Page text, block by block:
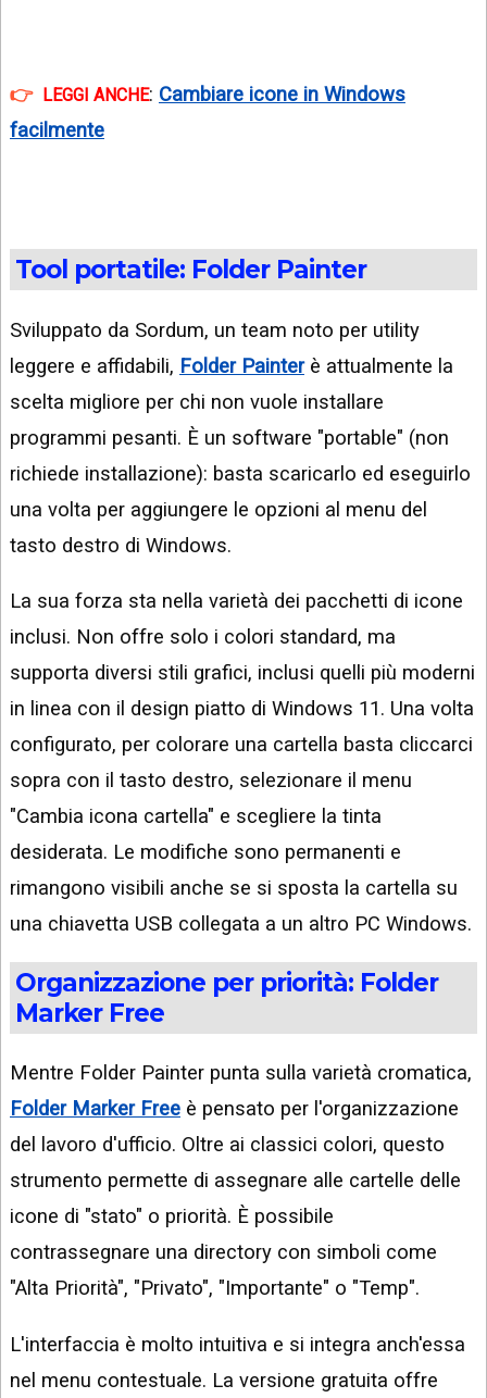
LEGGI ANCHE: Cambiare icone in Windows
facilmente
Tool portatile: Folder Painter
Sviluppato da Sordum, un team noto per utility
leggere e affidabili, Folder Painterè attualmente la
scelta migliore per chi non vuole installare
programmi pesanti. È un software "portable" (non
richiede installazione): basta scaricarlo ed eseguirlo
una volta per aggiungere le opzioni al menu del
tasto destro di Windows.
La sua forza sta nella varietà dei pacchetti di icone
inclusi. Non offre solo i colori standard, ma
supporta diversi stili grafici, inclusi quelli più moderni
in linea con il design piatto di Windows 11. Una volta
configurato, per colorare una cartella basta cliccarci
sopra con il tasto destro, selezionare il menu
"Cambia icona cartella" e scegliere la tinta
desiderata. Le modifiche sono permanenti e
rimangono visibili anche se si sposta la cartella su
una chiavetta USB collegata a un altro PC Windows.
Organizzazione per priorità: Folder
Marker Free
Mentre Folder Painter punta sulla varietà cromatica,
Folder Marker Free è pensato per l'organizzazione
del lavoro d'ufficio. Oltre ai classici colori, questo
strumento permette di assegnare alle cartelle delle
icone di "stato" o priorità. È possibile
contrassegnare una directory con simboli come
"Alta Priorità", "Privato", "Importante" o "Temp".
L'interfaccia è molto intuitiva e si integra anch'essa
nel menu contestuale. La versione gratuita offre